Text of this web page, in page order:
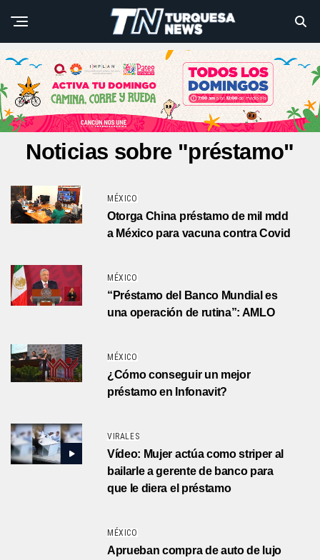
Noticias sobre "préstamo"
MÉXICO
Otorga China préstamo de mil mdd
a México para vacuna contra Covid
MÉXICO
“Préstamo del Banco Mundial es
una operación de rutina”: AMLO
MÉXICO
¿Cómo conseguir un mejor
préstamo en Infonavit?
VIRALES
Vídeo: Mujer actúa como striper al
bailarle a gerente de banco para
que le diera el préstamo
MÉXICO
Aprueban compra de auto de lujo